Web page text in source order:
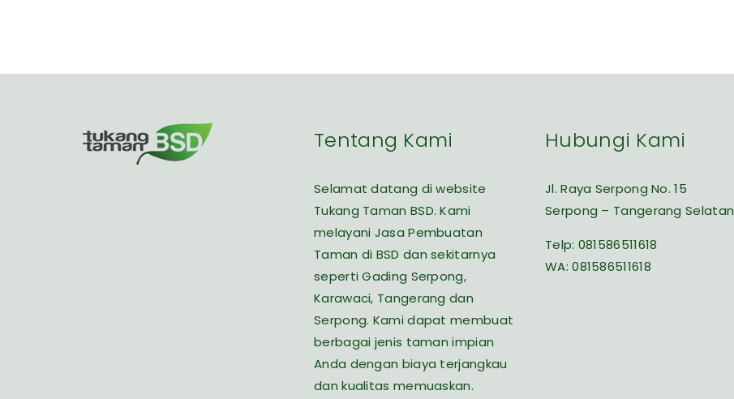
Tentang Kami
Selamat datang di website
Tukang Taman BSD. Kami
melayani Jasa Pembuatan
Taman di BSD dan sekitarnya
seperti Gading Serpong,
Karawaci, Tangerang dan
Serpong. Kami dapat membuat
berbagai jenis taman impian
Anda dengan biaya terjangkau
dan kualitas memuaskan.
Hubungi Kami
Jl. Raya Serpong No. 15
Serpong – Tangerang Selatan
Telp: 081586511618
WA:081586511618